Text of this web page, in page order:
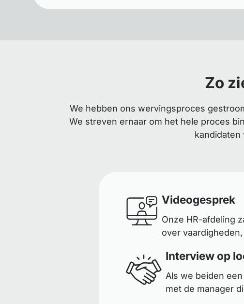
Zo
We hebben ons wervingsproces
We streven ernaar om het hele proces
Videogesprek
Onze HR-afdeling
over
Interview op
Als we beiden
met de manager